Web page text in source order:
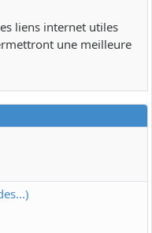
liens internet utiles
une meilleure